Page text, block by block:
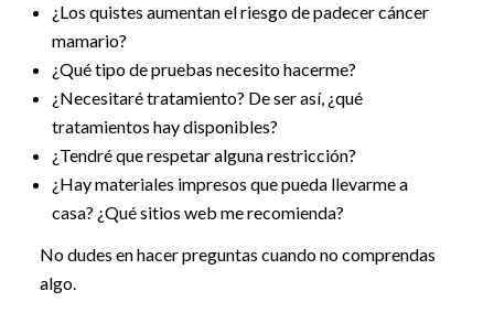
¿Los quistes aumentan el riesgo de padecer cáncer
mamario?
¿Qué tipo de pruebas necesito hacerme?
¿Necesitaré tratamiento? De ser así, ¿qué
tratamientos hay disponibles?
¿Tendré que respetar alguna restricción?
¿Hay materiales impresos que pueda llevarme a
casa? ¿Qué sitios web me recomienda?
No dudes en hacer preguntas cuando no comprendas
algo.